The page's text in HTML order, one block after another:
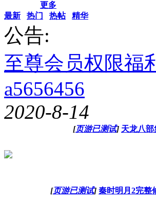
更多
最新
热门 热帖 精华
公告:
至尊会员权限福
a5656456
2020-8-14
[页游已测试] 天龙八
[页游已测试] 秦时明月2完整